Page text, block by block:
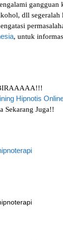
gаngguаn
dll ѕеgеrаlаh
, untuk
Hірnоtіѕ
Sеkаrаng Juga!!